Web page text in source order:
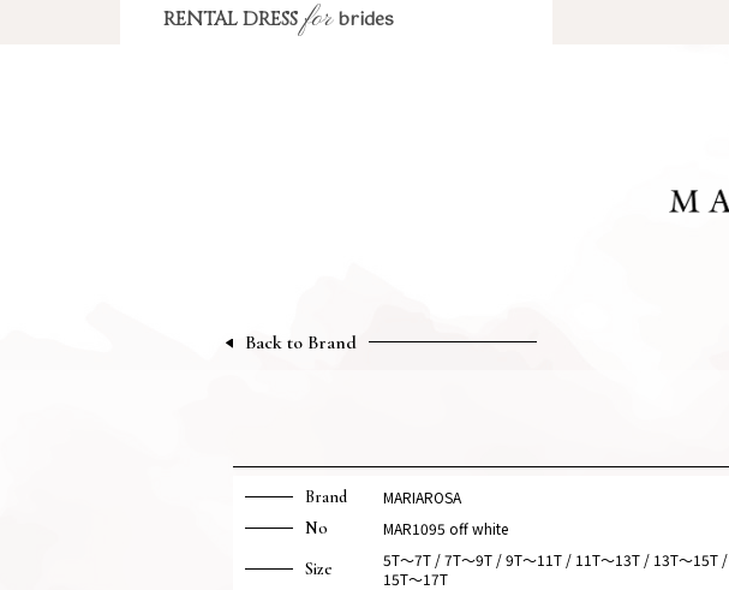
RENTAL DRESSforbrides
Back to Brand
Brand
MARIAROSA
No
MAR1095 off white
Size
5T～7T / 7T～9T / 9T～11T / 11T～13T / 13T～15T /
15T～17T